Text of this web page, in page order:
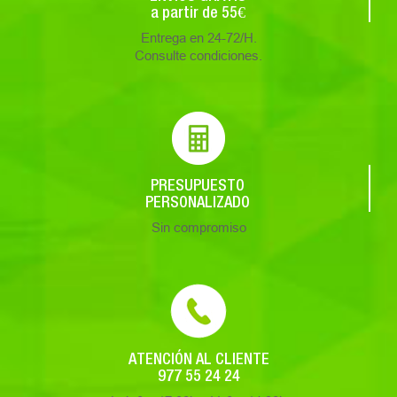
a partir de 55€
Entrega en 24-72/H.
Consulte condiciones.
PRESUPUESTO
PERSONALIZADO
Sin compromiso
ATENCIÓN AL CLIENTE
977 55 24 24